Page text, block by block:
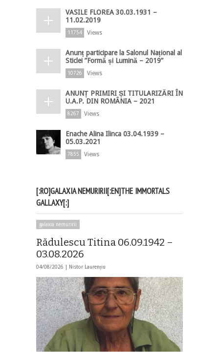
VASILE FLOREA 30.03.1931 –
11.02.2019
11754 Views
Anunț participare la Salonul Național al
Sticlei ”Formă și Lumină – 2019”
10726 Views
ANUNȚ PRIMIRI ȘI TITULARIZĂRI ÎN
U.A.P. DIN ROMÂNIA – 2021
8267 Views
Enache Alina Ilinca 03.04.1939 –
05.03.2021
7855 Views
[:RO]GALAXIA NEMURIRII[:EN]THE IMMORTALS
GALLAXY[:]
galaxia nemuririi
Rădulescu Titina 06.09.1942 –
03.08.2026
04/08/2026 | Nistor Laurențiu